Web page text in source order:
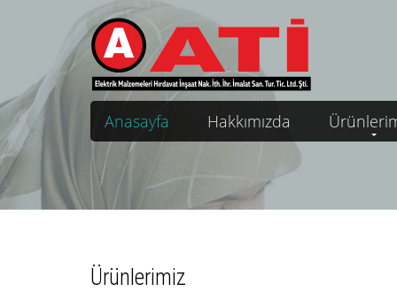
Anasayfa Hakkımızda
Ürünlerimiz